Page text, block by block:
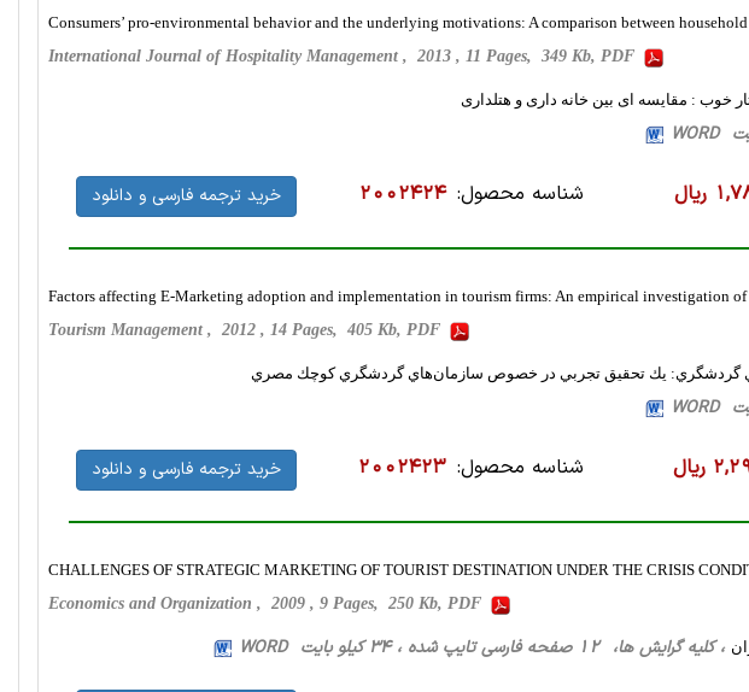
Consumers’ pro-environmental behavior and the underlying motivations: A comparison between
International Journal of Hospitality Management , 2013 , 11 Pages, 349 Kb, PDF
خوب : مقایسه ای بین خانه داری و هتلداری
شناسه محصول: 2002424 خرید ترجمه فارسی و دانلود
Factors affecting E-Marketing adoption and implementation in tourism firms: An empirical investigation
Tourism Management , 2012 , 14 Pages, 405 Kb, PDF
گردشگري: يك تحقيق تجربي در خصوص سازمان‌هاي گردشگري كوچك مصري
شناسه محصول: 2002423 خرید ترجمه فارسی و دانلود
CHALLENGES OF STRATEGIC MARKETING OF TOURIST DESTINATION UNDER THE CRISIS
Economics and Organization , 2009 , 9 Pages, 250 Kb, PDF
، کلیه گرایش ها، 12 صفحه فارسی تایپ شده ، 34 کیلو بایت WORD